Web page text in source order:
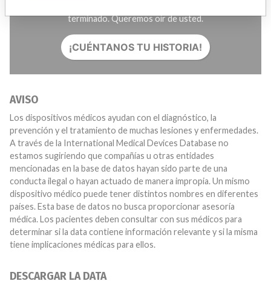
terminado. Queremos oír de usted.
¡CUÉNTANOS TU HISTORIA!
AVISO
Los dispositivos médicos ayudan con el diagnóstico, la
prevención y el tratamiento de muchas lesiones y enfermedades.
A través de la International Medical Devices Database no
estamos sugiriendo que compañías u otras entidades
mencionadas en la base de datos hayan sido parte de una
conducta ilegal o hayan actuado de manera impropia. Un mismo
dispositivo médico puede tener distintos nombres en diferentes
países. Esta base de datos no busca proporcionar asesoría
médica. Los pacientes deben consultar con sus médicos para
determinar si la data contiene información relevante y si la misma
tiene implicaciones médicas para ellos.
DESCARGAR LA DATA